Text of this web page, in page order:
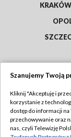
KRAKÓW
Abonament
Szanujemy Twoją
Kliknij "Akceptuję i
korzystanie z
dostęp do informacji
przechowywanie oraz
nas, czyli Telewizję